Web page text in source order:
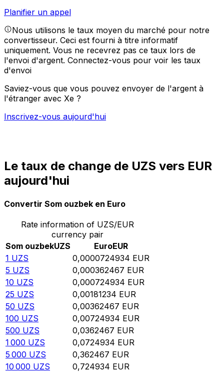
Planifier un appel
Nous utilisons le taux moyen du marché pour notre
convertisseur. Ceci est fourni à titre informatif
uniquement. Vous ne recevrez pas ce taux lors de
l'envoi d'argent. Connectez-vous pour voir les taux
d'envoi
Saviez-vous que vous pouvez envoyer de l'argent à
l'étranger avec Xe ?
Inscrivez-vous aujourd'hui
Le taux de change de UZS vers EUR
aujourd'hui
Convertir Som ouzbek en Euro
Rate information of UZS/EUR
currency pair
Som ouzbekUZS EuroEUR
1 UZS 0,0000724934 EUR
5 UZS 0,000362467 EUR
10 UZS 0,000724934 EUR
25 UZS 0,00181234 EUR
50 UZS 0,00362467 EUR
100 UZS 0,00724934 EUR
500 UZS 0,0362467 EUR
1 000 UZS 0,0724934 EUR
5 000 UZS 0,362467 EUR
10 000 UZS 0,724934 EUR